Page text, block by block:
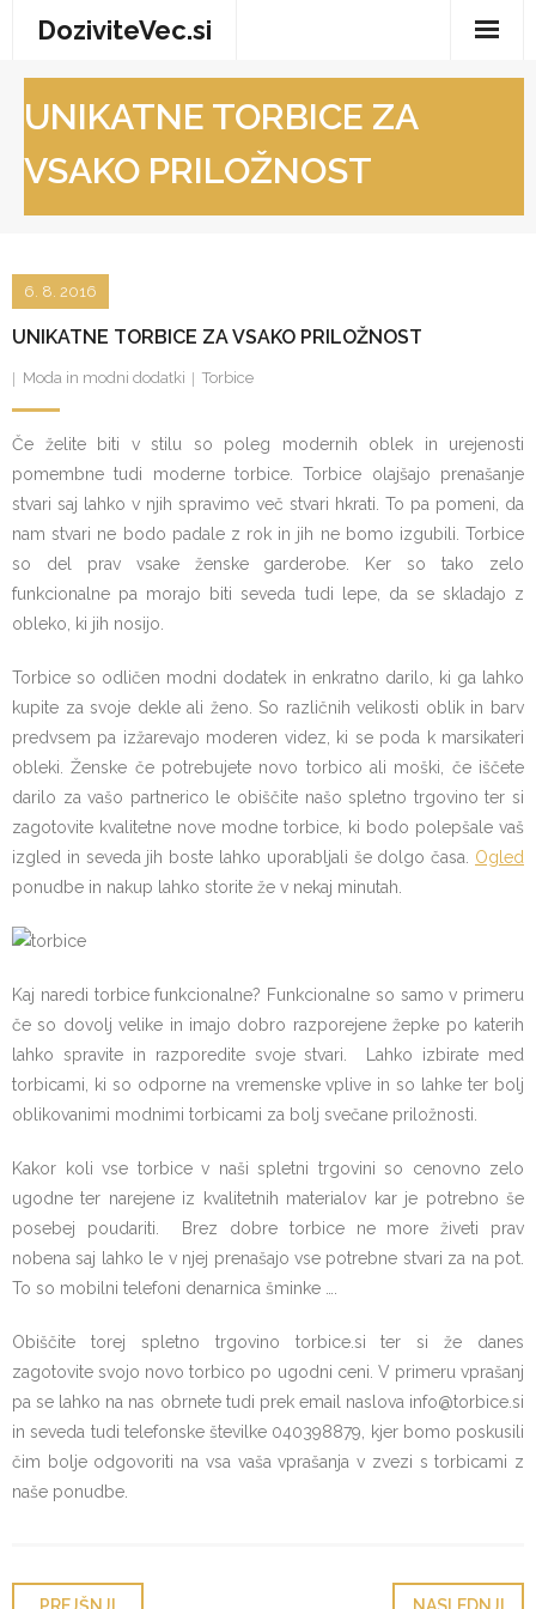
DoziviteVec.si
Zdravje in dobro počutje
UNIKATNE TORBICE ZA
VSAKO PRILOŽNOST
UNIKATNE TORBICE ZA VSAKO PRILOŽNOST
6. 8. 2016
Moda in modni dodatki Torbice
Če želite biti v stilu so poleg modernih oblek in urejenosti
pomembne tudi moderne torbice. Torbice olajšajo prenašanje
stvari saj lahko v njih spravimo več stvari hkrati. To pa pomeni, da
nam stvari ne bodo padale z rok in jih ne bomo izgubili. Torbice
so del prav vsake ženske garderobe. Ker so tako zelo
funkcionalne pa morajo biti seveda tudi lepe, da se skladajo z
obleko, ki jih nosijo.
Torbice so odličen modni dodatek in enkratno darilo, ki ga lahko
kupite za svoje dekle ali ženo. So različnih velikosti oblik in barv
predvsem pa izžarevajo moderen videz, ki se poda k marsikateri
obleki. Ženske če potrebujete novo torbico ali moški, če iščete
darilo za vašo partnerico le obiščite našo spletno trgovino ter si
zagotovite kvalitetne nove modne torbice, ki bodo polepšale vaš
izgled in seveda jih boste lahko uporabljali še dolgo časa. Ogled
ponudbe in nakup lahko storite že v nekaj minutah.
Kaj naredi torbice funkcionalne? Funkcionalne so samo v primeru
če so dovolj velike in imajo dobro razporejene žepke po katerih
lahko spravite in razporedite svoje stvari. Lahko izbirate med
torbicami, ki so odporne na vremenske vplive in so lahke ter bolj
oblikovanimi modnimi torbicami za bolj svečane priložnosti.
Kakor koli vse torbice v naši spletni trgovini so cenovno zelo
ugodne ter narejene iz kvalitetnih materialov kar je potrebno še
posebej poudariti. Brez dobre torbice ne more živeti prav
nobena saj lahko le v njej prenašajo vse potrebne stvari za na pot.
To so mobilni telefoni denarnica šminke ….
Obiščite torej spletno trgovino torbice.si ter si že danes
zagotovite svojo novo torbico po ugodni ceni. V primeru vprašanj
pa se lahko na nas obrnete tudi prek email naslova info@torbice.si
in seveda tudi telefonske številke 040398879, kjer bomo poskusili
čim bolje odgovoriti na vsa vaša vprašanja v zvezi s torbicami z
naše ponudbe.